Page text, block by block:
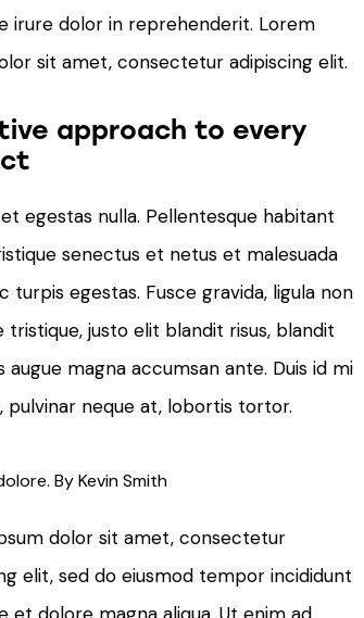
irure dolor in reprehenderit. Lorem
sit amet, consectetur adipiscing elit.
approach to every
egestas nulla. Pellentesque habitant
senectus et netus et malesuada
turpis egestas. Fusce gravida, ligula non
tristique, justo elit blandit risus, blandit
augue magna accumsan ante. Duis id mi
pulvinar neque at, lobortis tortor.
ByKevin Smith
dolor sit amet, consectetur
elit, sed do eiusmod tempor incididunt